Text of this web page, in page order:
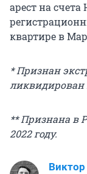
арест на счета
квартире в
* Признан
ликвидирован
** Признана в
2022 году.